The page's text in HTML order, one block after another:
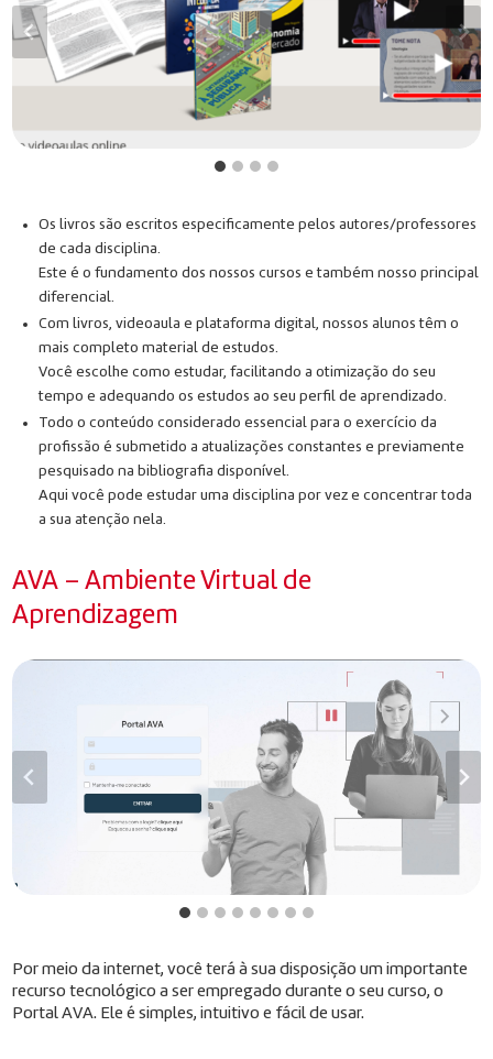
Os livros são escritos especificamente pelos autores/professores
de cada disciplina.
Este é o fundamento dos nossos cursos e também nosso principal
diferencial.
Com livros, videoaula e plataforma digital, nossos alunos têm o
mais completo material de estudos.
Você escolhe como estudar, facilitando a otimização do seu
tempo e adequando os estudos ao seu perfil de aprendizado.
Todo o conteúdo considerado essencial para o exercício da
profissão é submetido a atualizações constantes e previamente
pesquisado na bibliografia disponível.
Aqui você pode estudar uma disciplina por vez e concentrar toda
a sua atenção nela.
AVA – Ambiente Virtual de
Aprendizagem
Por meio da internet, você terá à sua disposição um importante
recurso tecnológico a ser empregado durante o seu curso, o
Portal AVA. Ele é simples, intuitivo e fácil de usar.